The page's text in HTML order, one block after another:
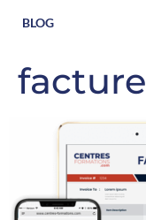
BLOG
facture